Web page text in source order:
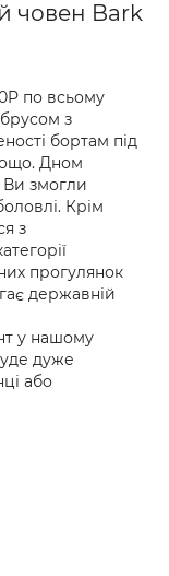
човен Bark
по всьому
з
бортам під
Дном
Ви змогли
Крім
з
прогулянок
державній
у нашому
дуже
або